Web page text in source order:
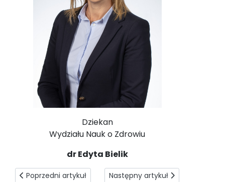
Dziekan
Wydziału Nauk o Zdrowiu
dr Edyta Bielik
Poprzedni artykuł: Kontakt
Poprzedni artykuł Następny artykuł: O wydziale
Następny artykuł